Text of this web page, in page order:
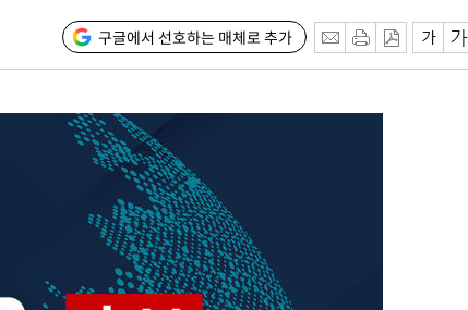
구글에서 선호하는 매체로 추가